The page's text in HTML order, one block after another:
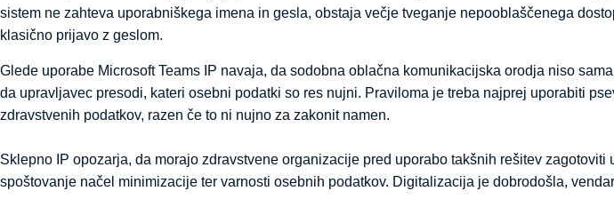
sistem ne zahteva uporabniškega imena in gesla, obstaja večje tveganje nepooblaščenega
klasično prijavo z geslom.
Glede uporabe Microsoft Teams IP navaja, da sodobna oblačna komunikacijska orodja niso
da upravljavec presodi, kateri osebni podatki so res nujni. Praviloma je treba najprej uporabiti
zdravstvenih podatkov, razen če to ni nujno za zakonit namen.
Sklepno IP opozarja, da morajo zdravstvene organizacije pred uporabo takšnih rešitev
spoštovanje načel minimizacije ter varnosti osebnih podatkov. Digitalizacija je dobrodošla,